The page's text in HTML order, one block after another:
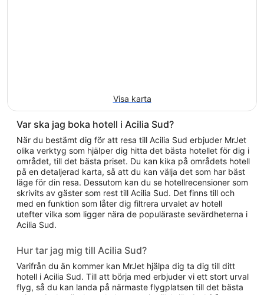
Visa karta
Var ska jag boka hotell i Acilia Sud?
När du bestämt dig för att resa till Acilia Sud erbjuder MrJet
olika verktyg som hjälper dig hitta det bästa hotellet för dig i
området, till det bästa priset. Du kan kika på områdets hotell
på en detaljerad karta, så att du kan välja det som har bäst
läge för din resa. Dessutom kan du se hotellrecensioner som
skrivits av gäster som rest till Acilia Sud. Det finns till och
med en funktion som låter dig filtrera urvalet av hotell
utefter vilka som ligger nära de populäraste sevärdheterna i
Acilia Sud.
Hur tar jag mig till Acilia Sud?
Varifrån du än kommer kan MrJet hjälpa dig ta dig till ditt
hotell i Acilia Sud. Till att börja med erbjuder vi ett stort urval
flyg, så du kan landa på närmaste flygplatsen till det bästa